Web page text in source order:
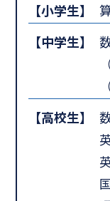
【小学生】
【中学生】
【高校生】